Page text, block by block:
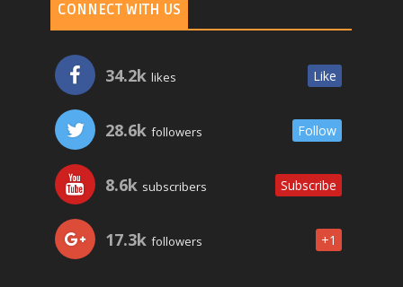
CONNECT WITH US
34.2k likes Like
28.6k followers Follow
8.6k subscribers Subscribe
17.3k followers +1